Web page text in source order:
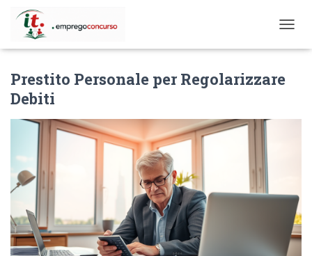
O
T
N
Prestito Personale per Regolarizzare
Debiti